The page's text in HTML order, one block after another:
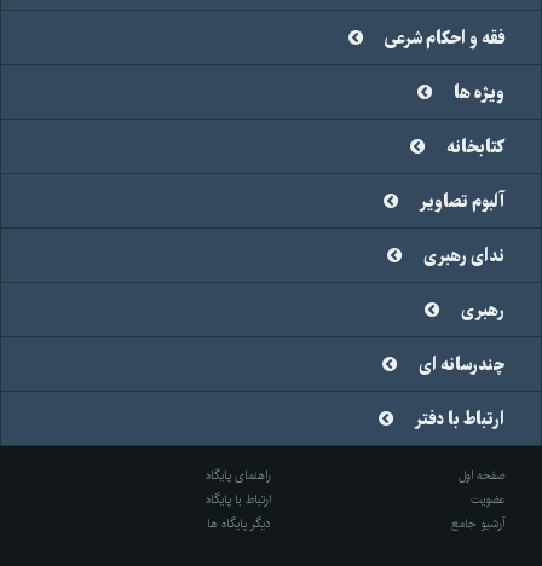
فقه و احکام شرعی
ویژه ها
کتابخانه
آلبوم تصاویر
ندای رهبری
رهبری
چندرسانه ای
ارتباط با دفتر
صفحه اول
راهنمای پایگاه
عضویت
ارتباط با پایگاه
آرشیو جامع
دیگر پایگاه ها